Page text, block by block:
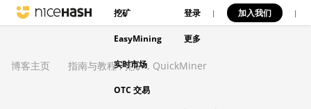
挖矿
EasyMining
实时市场
OTC 交易
登录 | 加入我们 |
更多
博客主页 指南与教程 , 挖矿 , QuickMiner